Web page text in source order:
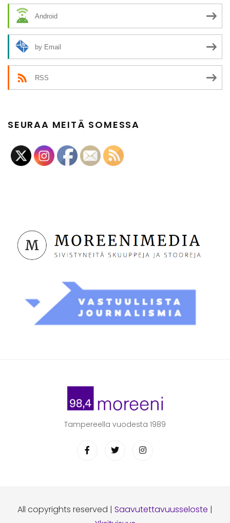
Android
by Email
RSS
SEURAA MEITÄ SOMESSA
Tampereella vuodesta 1989
All copyrights reserved | Saavutettavuusseloste |